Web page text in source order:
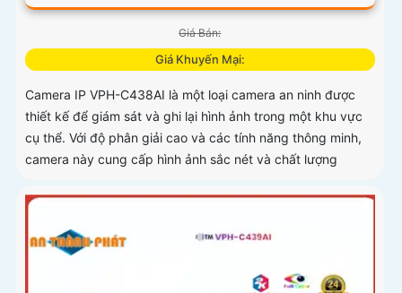
Giá Bán:
Giá Khuyến Mại:
Camera IP VPH-C438AI là một loại camera an ninh được
thiết kế để giám sát và ghi lại hình ảnh trong một khu vực
cụ thể. Với độ phân giải cao và các tính năng thông minh,
camera này cung cấp hình ảnh sắc nét và chất lượng